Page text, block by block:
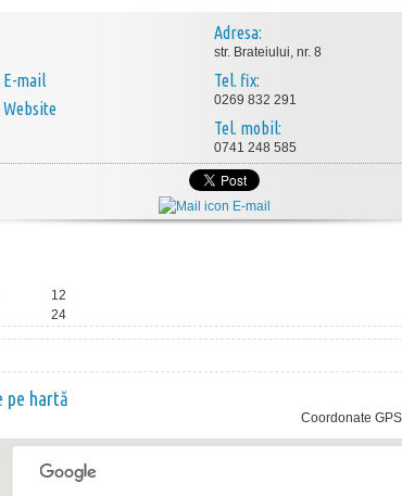
E-mail
Website
Adresa:
str. Brateiului, nr. 8
Tel. fix:
0269 832 291
Tel. mobil:
0741 248 585
E-mail
12
24
Coordonate
pe hartă